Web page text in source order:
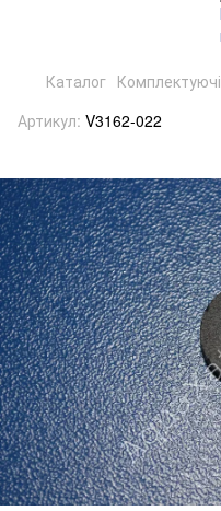
Каталог Комплектуючі
Артикул: V3162-022